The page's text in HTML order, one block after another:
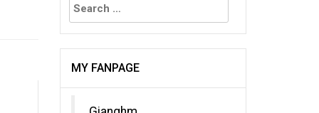
for:
MY FANPAGE